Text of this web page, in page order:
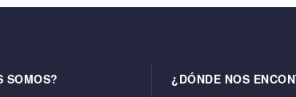
SOMOS? ¿DÓNDE NOS